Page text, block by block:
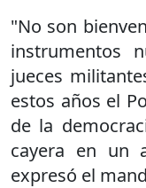
"No son
instrumentos
jueces
estos años el
de la
cayera en un
expresó el